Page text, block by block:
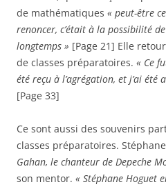
de mathématiques « peut-être
renoncer, c’était à la possibilité
longtemps » [Page 21] Elle
de classes préparatoires. « Ce
été reçu à l’agrégation, et j’ai été
[Page 33]
Ce sont aussi des souvenirs
classes préparatoires.
Gahan, le chanteur de Depeche
son mentor. « Stéphane Hoguet